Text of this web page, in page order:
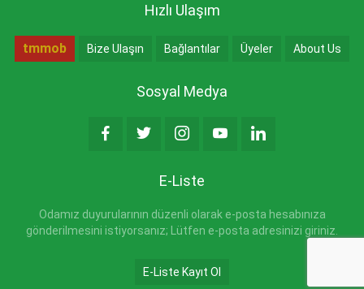
Hızlı Ulaşım
tmmob Bize Ulaşın Bağlantılar Üyeler About Us
Sosyal Medya
E-Liste
Odamız duyurularının düzenli olarak e-posta hesabınıza
gönderilmesini istiyorsanız; Lütfen e-posta adresinizi giriniz.
E-Liste Kayıt Ol